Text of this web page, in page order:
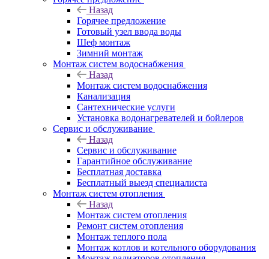
Назад
Горячее предложение
Готовый узел ввода воды
Шеф монтаж
Зимний монтаж
Монтаж систем водоснабжения
Назад
Монтаж систем водоснабжения
Канализация
Сантехнические услуги
Установка водонагревателей и бойлеров
Сервис и обслуживание
Назад
Сервис и обслуживание
Гарантийное обслуживание
Бесплатная доставка
Бесплатный выезд специалиста
Монтаж систем отопления
Назад
Монтаж систем отопления
Ремонт систем отопления
Монтаж теплого пола
Монтаж котлов и котельного оборудования